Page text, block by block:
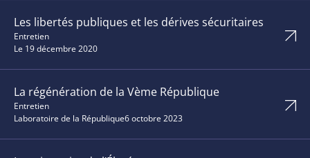
Les libertés publiques et les dérives sécuritaires
Entretien
Le 19 décembre 2020
La régénération de la Vème République
Entretien
Laboratoire de la République6 octobre 2023